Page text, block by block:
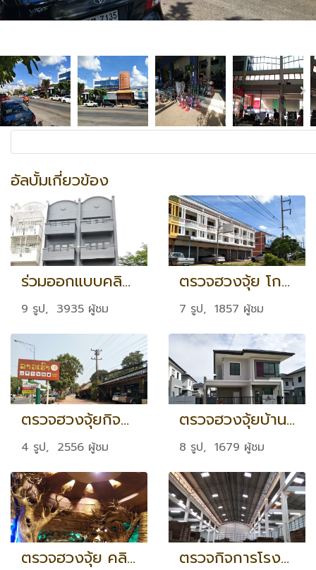
อัลบั้มเกี่ยวข้อง
ร่วมออกแบบคลินิกทันตกรรมตามศาสตร์ฮวงจุ้ย จ.กทม
9 รูป, 3935 ผู้ชม
ตรวจฮวงจุ้ย โกดังขายส่ง จ.มหาสารคาม
7 รูป, 1857 ผู้ชม
ตรวจฮวงจุ้ยกิจการร้านอาหารและค้าของฝาก ที่ ประเทศลาว
4 รูป, 2556 ผู้ชม
ตรวจฮวงจุ้ยบ้าน จ.กทม
8 รูป, 1679 ผู้ชม
ตรวจฮวงจุ้ย คลินิกหมอฟัน จ.อุบลราชธานี ตรวจกิจการโรงงานผลิตกระดาษ จ.สมุทรสาคร